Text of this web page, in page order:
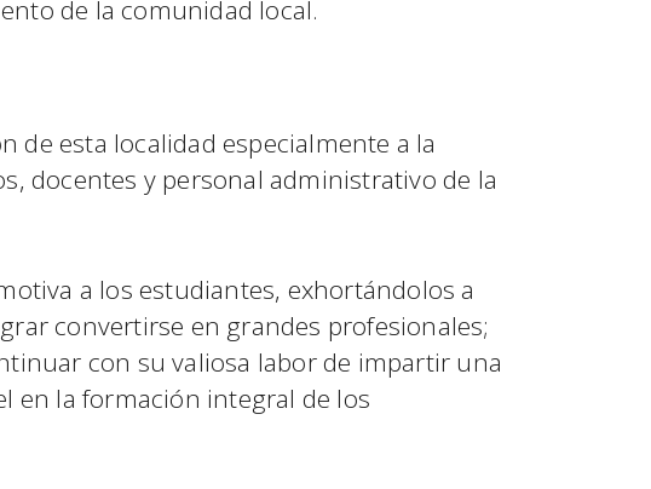
de la comunidad local.
de esta localidad especialmente a la
docentes y personal administrativo de la
a los estudiantes, exhortándolos a
convertirse en grandes profesionales;
con su valiosa labor de impartir una
en la formación integral de los